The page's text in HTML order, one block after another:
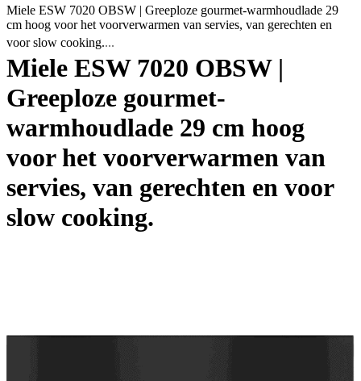
Miele ESW 7020 OBSW | Greeploze gourmet-warmhoudlade 29
cm hoog voor het voorverwarmen van servies, van gerechten en
voor slow cooking.
Miele ESW 7020 OBSW |
Greeploze gourmet-
warmhoudlade 29 cm hoog
voor het voorverwarmen van
servies, van gerechten en voor
slow cooking.